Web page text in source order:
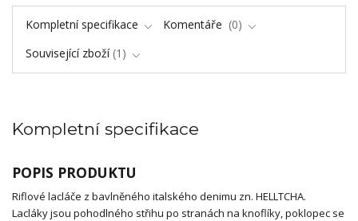
Kompletní specifikace Komentáře
0
Související zboží 1
Kompletní specifikace
POPIS PRODUKTU
Riflové lacláče z bavlněného italského denimu zn. HELLTCHA.
Lacláky jsou pohodlného střihu po stranách na knoflíky, poklopec se